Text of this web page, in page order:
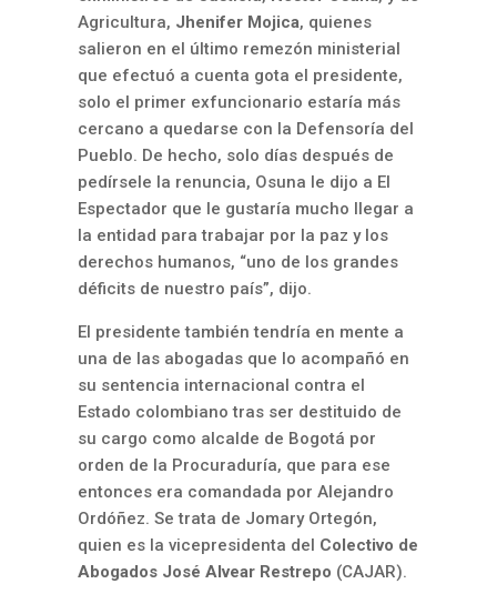
Agricultura, Jhenifer Mojica, quienes
salieron en el último remezón ministerial
que efectuó a cuenta gota el presidente,
solo el primer exfuncionario estaría más
cercano a quedarse con la Defensoría del
Pueblo. De hecho, solo días después de
pedírsele la renuncia, Osuna le dijo a El
Espectador que le gustaría mucho llegar a
la entidad para trabajar por la paz y los
derechos humanos, “uno de los grandes
déficits de nuestro país”, dijo.
El presidente también tendría en mente a
una de las abogadas que lo acompañó en
su sentencia internacional contra el
Estado colombiano tras ser destituido de
su cargo como alcalde de Bogotá por
orden de la Procuraduría, que para ese
entonces era comandada por Alejandro
Ordóñez. Se trata de Jomary Ortegón,
quien es la vicepresidenta del Colectivo de
Abogados José Alvear Restrepo (CAJAR).